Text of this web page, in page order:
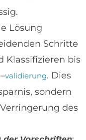
Lösung
Schritte
Klassifizieren bis
validierung. Dies
sondern
des